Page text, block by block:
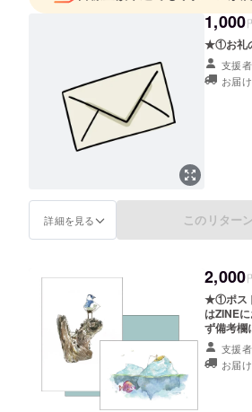
1,000
★①お礼
支援
お届
詳細を見る このリター
2,000
★①ポス
はZINE
ず備考欄
お名前
メッセー
支援
お届